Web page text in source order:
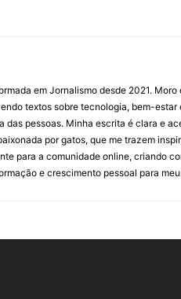
em Jornalismo desde 2021. Moro
textos sobre tecnologia, bem-estar
das pessoas. Minha escrita é clara e
por gatos, que me trazem
para a comunidade online, criando
e crescimento pessoal para